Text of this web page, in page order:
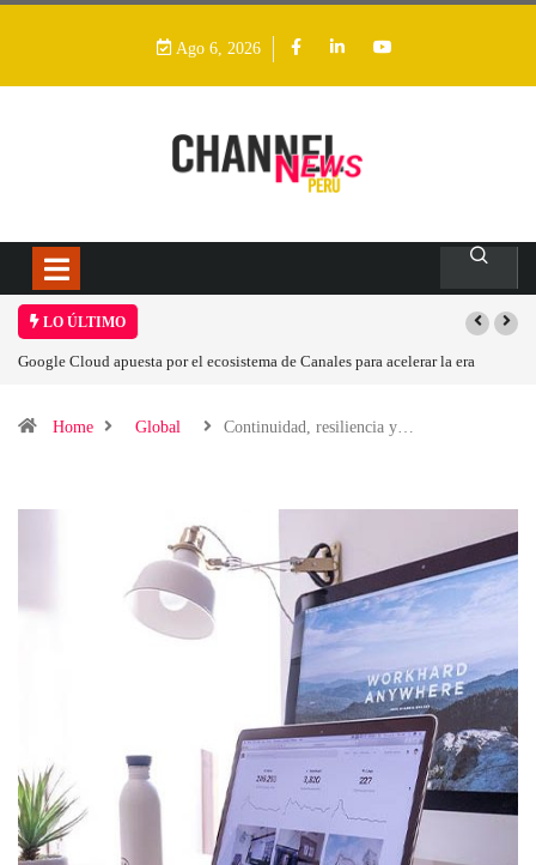
Ago 6, 2026
LO ÚLTIMO
Las causas del impulso al alza en el precio de las placas base
Home Global Continuidad, resiliencia y…